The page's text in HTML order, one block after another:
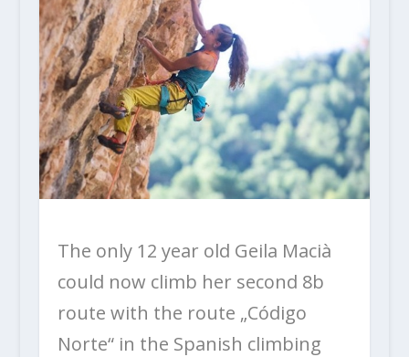
The only 12 year old Geila Macià
could now climb her second 8b
route with the route „Código
Norte“ in the Spanish climbing